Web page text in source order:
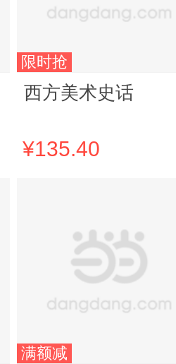
限时抢
西方美术史话
¥135.40
满额减